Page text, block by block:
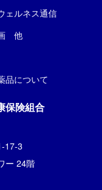
ェルネス通信
他
品について
保険組合
17-3
ー 24階